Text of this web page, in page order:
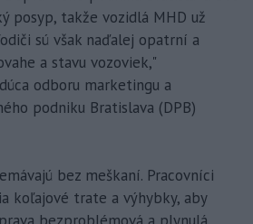
posyp, takže vozidlá MHD už
sú však naďalej opatrní a
a stavu vozoviek,"
odboru marketingu a
podniku Bratislava (DPB)
bez meškaní. Pracovníci
koľajové trate a výhybky, aby